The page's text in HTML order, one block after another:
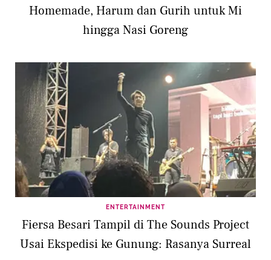
Homemade, Harum dan Gurih untuk Mi
hingga Nasi Goreng
ENTERTAINMENT
Fiersa Besari Tampil di The Sounds Project
Usai Ekspedisi ke Gunung: Rasanya Surreal